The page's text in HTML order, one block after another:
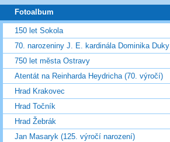
Fotoalbum
150 let Sokola
70. narozeniny J. E. kardinála Dominika Duky
750 let města Ostravy
Atentát na Reinharda Heydricha (70. výročí)
Hrad Krakovec
Hrad Točník
Hrad Žebrák
Jan Masaryk (125. výročí narození)